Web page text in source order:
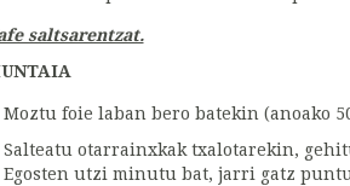
saltsarentzat.
Moztu foie laban bero batekin (anoako
Salteatu otarrainxkak txalotarekin,
Egosten utzi minutu bat, jarri gatz